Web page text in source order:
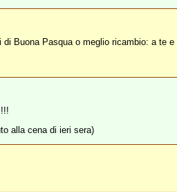
Buona Pasqua o meglio ricambio: a te
alla cena di ieri sera)